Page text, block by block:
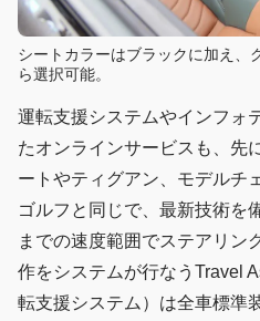
シートカラーはブラックに加え、
ら選択可能。
運転支援システムやインフォ
たオンラインサービスも、先
ートやティグアン、モデルチ
ゴルフと同じで、最新技術を
までの速度範囲でステアリン
作をシステムが行なうTravel
転支援システム）は全車標準